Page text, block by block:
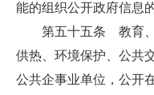
能的组织公开政府信息
第五十五条 教育、
供热、环境保护、公共
公共企事业单位，公开